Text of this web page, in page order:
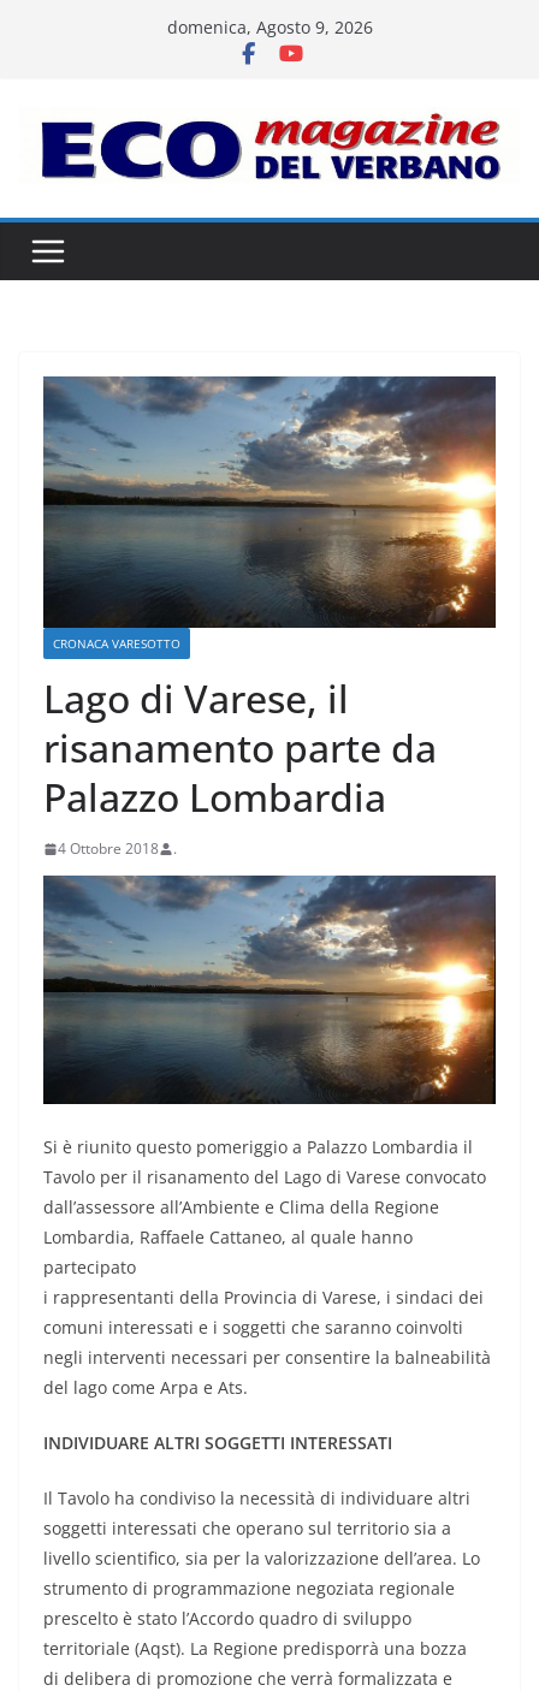
domenica, Agosto 9, 2026
CRONACA VARESOTTO
Lago di Varese, il
risanamento parte da
Palazzo Lombardia
4 Ottobre 2018 .
Si è riunito questo pomeriggio a Palazzo Lombardia il
Tavolo per il risanamento del Lago di Varese convocato
dall’assessore all’Ambiente e Clima della Regione
Lombardia, Raffaele Cattaneo, al quale hanno
partecipato
i rappresentanti della Provincia di Varese, i sindaci dei
comuni interessati e i soggetti che saranno coinvolti
negli interventi necessari per consentire la balneabilità
del lago come Arpa e Ats.
INDIVIDUARE ALTRI SOGGETTI INTERESSATI
Il Tavolo ha condiviso la necessità di individuare altri
soggetti interessati che operano sul territorio sia a
livello scientifico, sia per la valorizzazione dell’area. Lo
strumento di programmazione negoziata regionale
prescelto è stato l’Accordo quadro di sviluppo
territoriale (Aqst). La Regione predisporrà una bozza
di delibera di promozione che verrà formalizzata e